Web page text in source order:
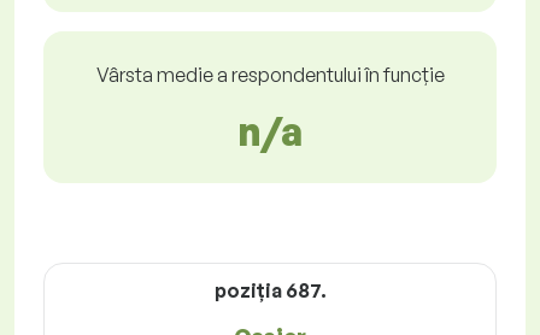
Vârsta medie a respondentului în funcție
n/a
poziţia 687.